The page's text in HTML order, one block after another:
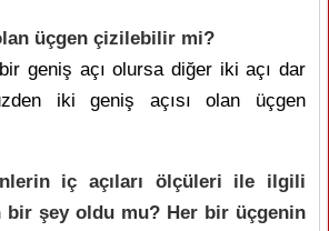
üçgen çizilebilir mi?
geniş açı olursa diğer iki açı dar
iki geniş açısı olan üçgen
iç açıları ölçüleri ile ilgili
bir şey oldu mu? Her bir üçgenin